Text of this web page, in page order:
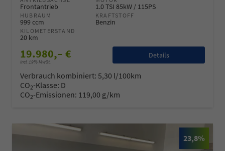
Frontantrieb 1.0 TSI 85kW / 115PS
HUBRAUM
999 ccm
KRAFTSTOFF
Benzin
KILOMETERSTAND
20 km
19.980,– €
incl. 19% MwSt.
Details
Verbrauch kombiniert: 5,30 l/100km
CO2-Klasse: D
CO2-Emissionen: 119,00 g/km
23,8%